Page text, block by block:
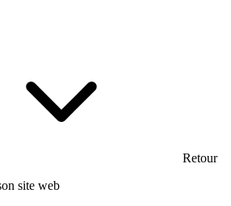
Retour
site web